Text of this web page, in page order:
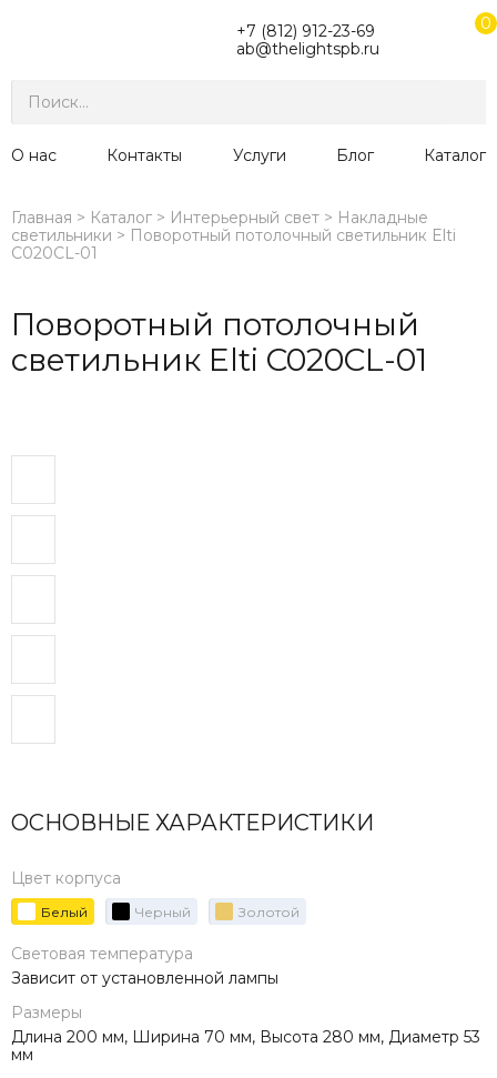
+7 (812) 912-23-69
ab@thelightspb.ru
0
О нас Контакты Услуги Блог Каталог
Главная Каталог Интерьерный свет
Накладные
светильники
Поворотный потолочный светильник Elti
C020CL-01
Поворотный потолочный
светильник Elti C020CL-01
ОСНОВНЫЕ ХАРАКТЕРИСТИКИ
Цвет корпуса
Белый Черный Золотой
Световая температура
Зависит от установленной лампы
Размеры
Длина 200 мм, Ширина 70 мм, Высота 280 мм, Диаметр 53
мм